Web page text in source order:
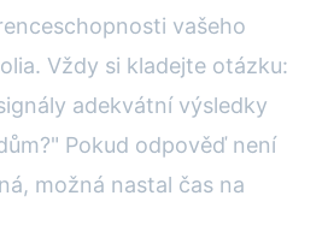
vašeho
Vždy si kladejte otázku:
adekvátní výsledky
Pokud odpověď není
možná nastal čas na